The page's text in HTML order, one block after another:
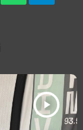
play_arrow